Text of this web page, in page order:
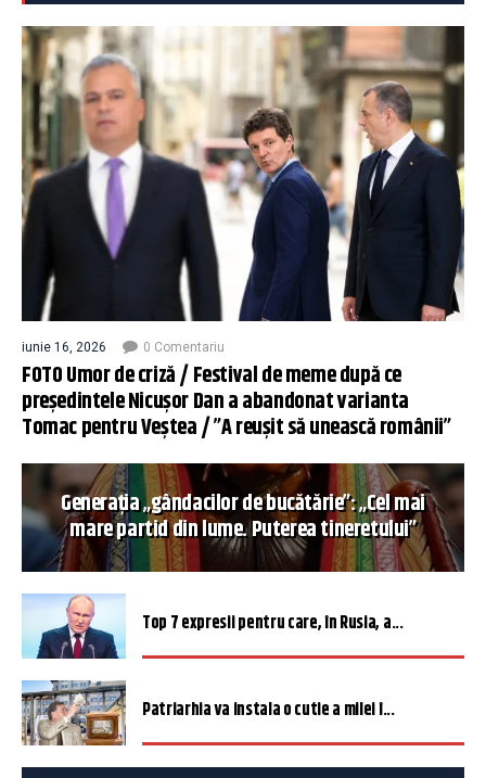
iunie 16, 2026 0 Comentariu
FOTO Umor de criză / Festival de meme după ce
președintele Nicușor Dan a abandonat varianta
Tomac pentru Veștea / ”A reușit să unească românii”
Generația „gândacilor de bucătărie”: „Cel mai
mare partid din lume. Puterea tineretului”
Top 7 expresii pentru care, în Rusia, a...
Patriarhia va instala o cutie a milei î...